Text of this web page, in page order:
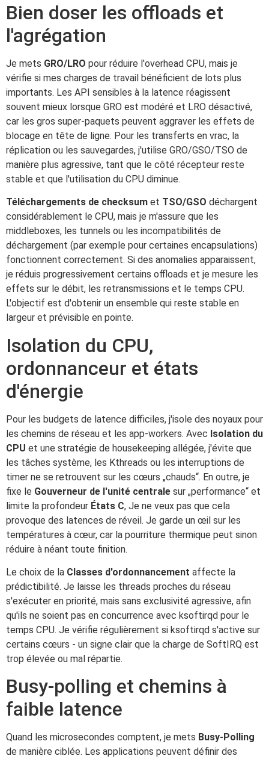
Bien doser les offloads et
l'agrégation
Je mets GRO/LRO pour réduire l'overhead CPU, mais je
vérifie si mes charges de travail bénéficient de lots plus
importants. Les API sensibles à la latence réagissent
souvent mieux lorsque GRO est modéré et LRO désactivé,
car les gros super-paquets peuvent aggraver les effets de
blocage en tête de ligne. Pour les transferts en vrac, la
réplication ou les sauvegardes, j'utilise GRO/GSO/TSO de
manière plus agressive, tant que le côté récepteur reste
stable et que l'utilisation du CPU diminue.
Téléchargements de checksum et TSO/GSO déchargent
considérablement le CPU, mais je m'assure que les
middleboxes, les tunnels ou les incompatibilités de
déchargement (par exemple pour certaines encapsulations)
fonctionnent correctement. Si des anomalies apparaissent,
je réduis progressivement certains offloads et je mesure les
effets sur le débit, les retransmissions et le temps CPU.
L'objectif est d'obtenir un ensemble qui reste stable en
largeur et prévisible en pointe.
Isolation du CPU,
ordonnanceur et états
d'énergie
Pour les budgets de latence difficiles, j'isole des noyaux pour
les chemins de réseau et les app-workers. Avec Isolation du
CPU et une stratégie de housekeeping allégée, j'évite que
les tâches système, les Kthreads ou les interruptions de
timer ne se retrouvent sur les cœurs „chauds“. En outre, je
fixe le Gouverneur de l'unité centrale sur „performance“ et
limite la profondeur États C, Je ne veux pas que cela
provoque des latences de réveil. Je garde un œil sur les
températures à cœur, car la pourriture thermique peut sinon
réduire à néant toute finition.
Le choix de la Classes d'ordonnancement affecte la
prédictibilité. Je laisse les threads proches du réseau
s'exécuter en priorité, mais sans exclusivité agressive, afin
qu'ils ne soient pas en concurrence avec ksoftirqd pour le
temps CPU. Je vérifie régulièrement si ksoftirqd s'active sur
certains cœurs - un signe clair que la charge de SoftIRQ est
trop élevée ou mal répartie.
Busy-polling et chemins à
faible latence
Quand les microsecondes comptent, je mets Busy-Polling
de manière ciblée. Les applications peuvent définir des